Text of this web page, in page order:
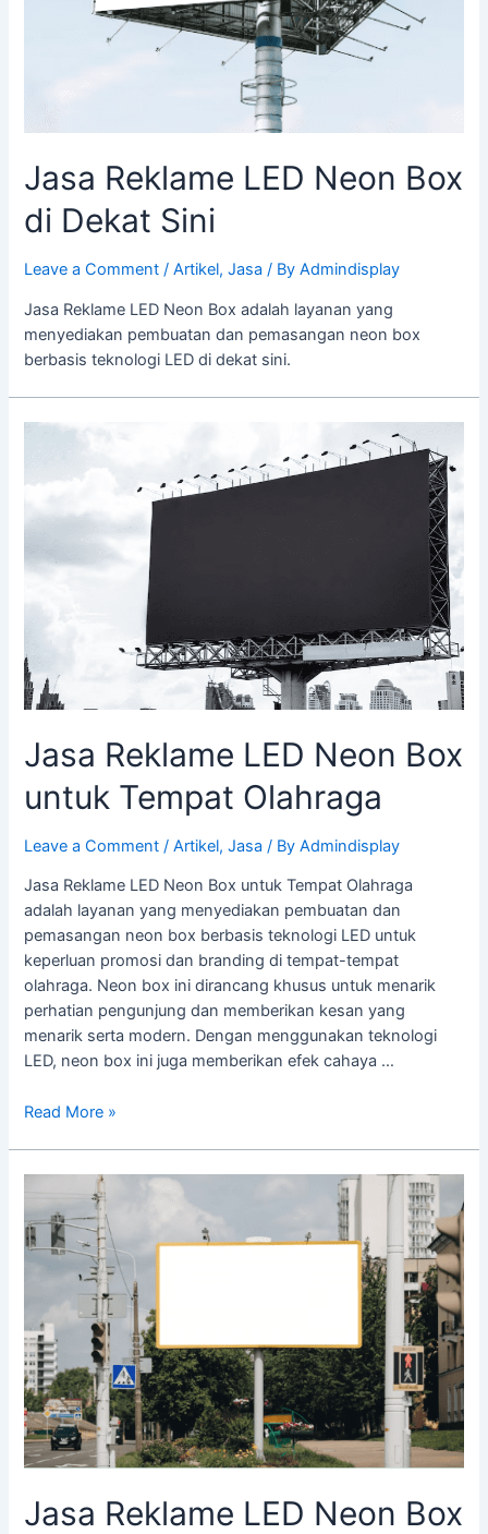
Jasa Reklame LED Neon Box
di Dekat Sini
Leave a Comment /Artikel,Jasa / ByAdmindisplay
Jasa Reklame LED Neon Box adalah layanan yang
menyediakan pembuatan dan pemasangan neon box
berbasis teknologi LED di dekat sini.
Jasa Reklame LED Neon Box
untuk Tempat Olahraga
Leave a Comment /Artikel,Jasa / ByAdmindisplay
Jasa Reklame LED Neon Box untuk Tempat Olahraga
adalah layanan yang menyediakan pembuatan dan
pemasangan neon box berbasis teknologi LED untuk
keperluan promosi dan branding di tempat-tempat
olahraga. Neon box ini dirancang khusus untuk menarik
perhatian pengunjung dan memberikan kesan yang
menarik serta modern. Dengan menggunakan teknologi
LED, neon box ini juga memberikan efek cahaya …
LED
untuk
Olahraga
Read More »
Jasa Reklame LED Neon Box